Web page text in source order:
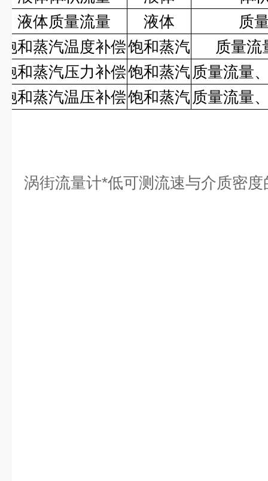
液体质量流量
液体
质
饱和蒸汽温度补偿饱和蒸汽
质量流
饱和蒸汽压力补偿饱和蒸汽 质量流量
饱和蒸汽温压补偿饱和蒸汽 质量流量
涡街流量计*低可测流速与介质密度